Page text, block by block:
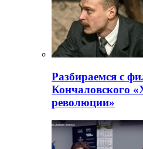
Разбираемся с
Кончаловского
революции»